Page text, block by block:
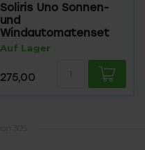
Soliris Uno Sonnen-
und
Windautomatenset
Auf Lager
275,00